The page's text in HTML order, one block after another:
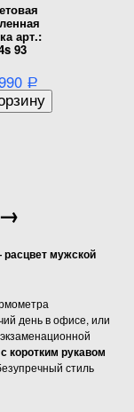
арт.:
93
Р
→
расцвет мужской
день в офисе, или
коротким рукавом
стиль